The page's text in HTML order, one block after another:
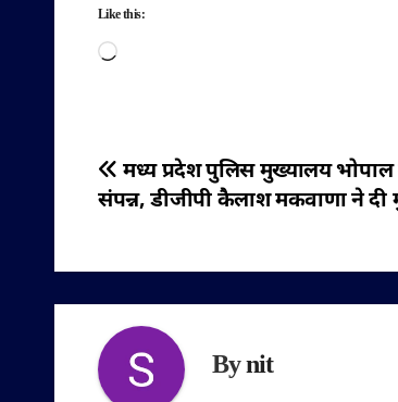
Like this:
Loading…
पोस्ट
नेविगेशन
मध्य प्रदेश पुलिस मुख्यालय भोपाल
संपन्न, डीजीपी कैलाश मकवाणा ने दी
Bynit